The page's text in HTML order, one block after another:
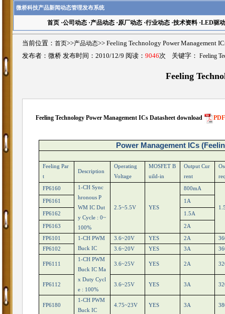
微桥科技产品新闻动态管理发布系统
首页·公司动态·产品动态·原厂动态·行业动态·技术资料·LED驱动
当前位置： 首页>>产品动态>> Feeling Technology Power Management
发布者：微桥 发布时间：2010/12/9 阅读： 9046次 关键字： Feeling
Feeling
Feeling Technology Power Management ICs Datasheet download
Power Management ICs
Feeling Par
t
Description
Operating
Voltage
MOSFET B
uild-in
Output Cur
rent
FP6160
1-CH Sync
hronous P
WM IC Dut
y Cycle : 0~
100%
2.5~5.5V YES
800mA
FP6161 1A
FP6162 1.5A
FP6163 2A
FP6101
1-CH PWM
Buck IC
3.6~20V YES 2A
FP6102
3.6~20V YES 3A
FP6111
1-CH PWM
Buck IC Ma
x Duty Cycl
e : 100%
3.6~25V YES 2A
FP6112 3.6~25V YES 3A
FP6180
1-CH PWM
Buck IC
4.75~23V YES 3A